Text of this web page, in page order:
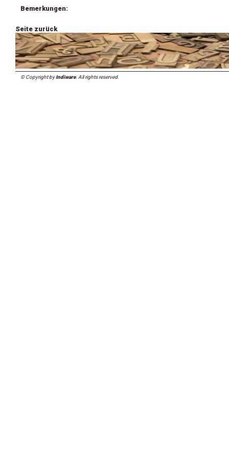
Bemerkungen:
Seite zurück
© Copyright byIndiware. All rights reserved.